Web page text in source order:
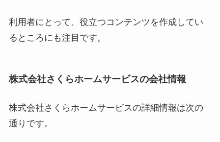
利用者にとって、役立つコンテンツを作成してい
るところにも注目です。
株式会社さくらホームサービスの会社情報
株式会社さくらホームサービスの詳細情報は次の
通りです。